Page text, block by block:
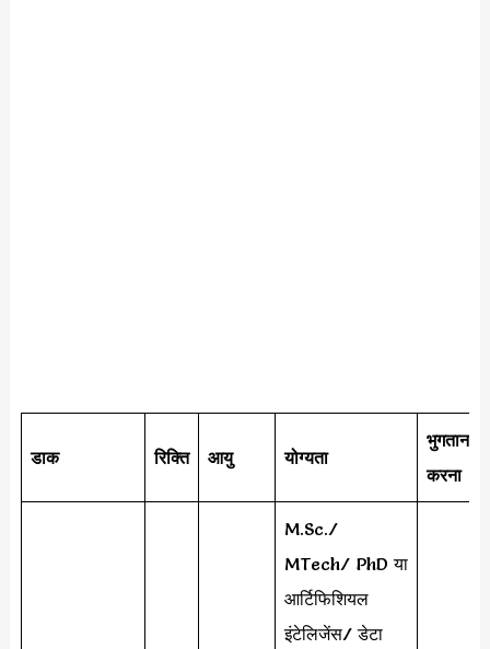
डाक रिक्ति आयु योग्यता
भुगतान
करना
M.Sc./
MTech/ PhD या
आर्टिफिशियल
इंटेलिजेंस/ डेटा